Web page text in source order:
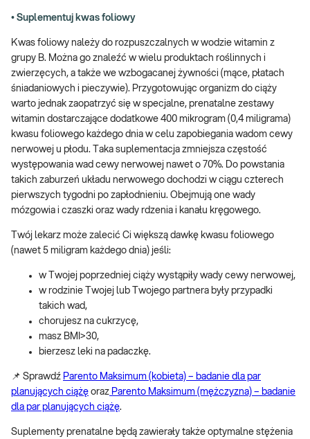
• Suplementuj kwas foliowy
Kwas foliowy należy do rozpuszczalnych w wodzie witamin z
grupy B. Można go znaleźć w wielu produktach roślinnych i
zwierzęcych, a także we wzbogacanej żywności (mące, płatach
śniadaniowych i pieczywie). Przygotowując organizm do ciąży
warto jednak zaopatrzyć się w specjalne, prenatalne zestawy
witamin dostarczające dodatkowe 400 mikrogram (0,4 miligrama)
kwasu foliowego każdego dnia w celu zapobiegania wadom cewy
nerwowej u płodu. Taka suplementacja zmniejsza częstość
występowania wad cewy nerwowej nawet o 70%. Do powstania
takich zaburzeń układu nerwowego dochodzi w ciągu czterech
pierwszych tygodni po zapłodnieniu. Obejmują one wady
mózgowia i czaszki oraz wady rdzenia i kanału kręgowego.
Twój lekarz może zalecić Ci większą dawkę kwasu foliowego
(nawet 5 miligram każdego dnia) jeśli:
w Twojej poprzedniej ciąży wystąpiły wady cewy nerwowej,
w rodzinie Twojej lub Twojego partnera były przypadki
takich wad,
chorujesz na cukrzycę,
masz BMI>30,
bierzesz leki na padaczkę.
📌 Sprawdź Parento Maksimum (kobieta) – badanie dla par
planujących ciążę oraz Parento Maksimum (mężczyzna) – badanie
dla par planujących ciążę.
Suplementy prenatalne będą zawierały także optymalne stężenia